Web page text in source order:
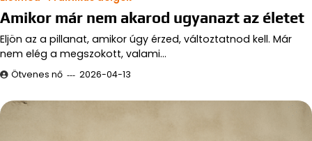
Amikor már nem akarod ugyanazt az életet
Eljön az a pillanat, amikor úgy érzed, változtatnod kell. Már
nem elég a megszokott, valami…
Ötvenes nő 2026-04-13